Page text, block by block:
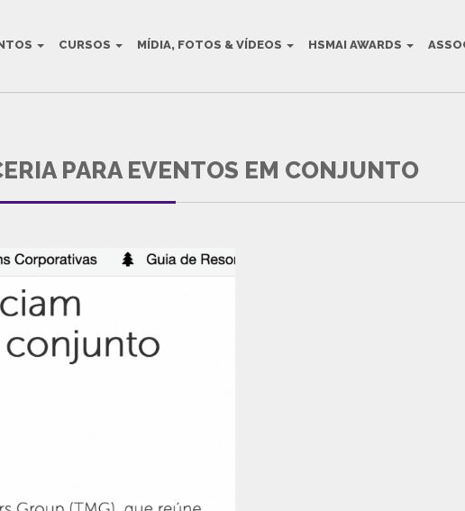
CURSOS MÍDIA, FOTOS & VÍDEOS HSMAI AWARDS
TITLE
PARA EVENTOS EM CONJUNTO